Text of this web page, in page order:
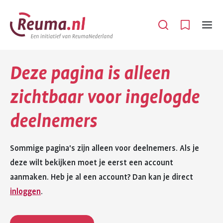
Spring
naar
hoofdinhoud
Spring
naar
footer
Open
Menu
Deze pagina is alleen
zichtbaar voor ingelogde
deelnemers
Sommige pagina's zijn alleen voor deelnemers. Als je
deze wilt bekijken moet je eerst een account
aanmaken. Heb je al een account? Dan kan je direct
inloggen.